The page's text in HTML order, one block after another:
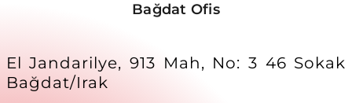
Bağdat Ofis
El Jandarilye, 913 Mah, No: 3 46 Sokak
Bağdat/Irak